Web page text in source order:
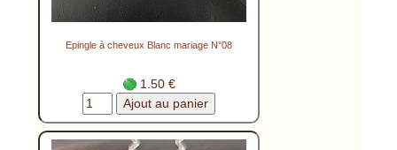
Epingle à cheveux Blanc mariage N°08
1.50 €